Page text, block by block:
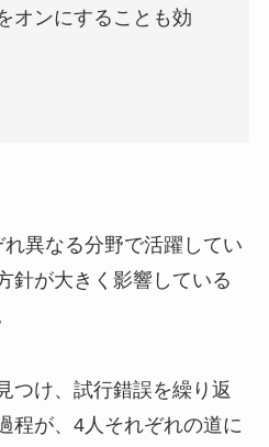
オンにすることも効
異なる分野で活躍してい
針が大きく影響している
つけ、試行錯誤を繰り返
程が、4人それぞれの道に